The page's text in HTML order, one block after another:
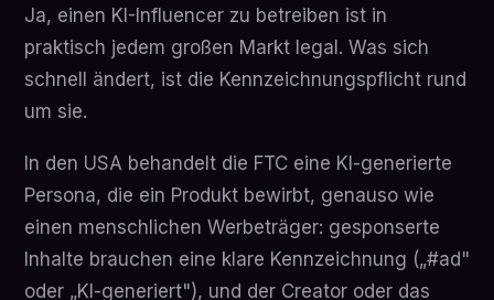
Ja, einen KI-Influencer zu betreiben ist in
praktisch jedem großen Markt legal. Was sich
schnell ändert, ist die Kennzeichnungspflicht rund
um sie.
In den USA behandelt die FTC eine KI-generierte
Persona, die ein Produkt bewirbt, genauso wie
einen menschlichen Werbeträger: gesponserte
Inhalte brauchen eine klare Kennzeichnung („#ad"
oder „KI-generiert"), und der Creator oder das